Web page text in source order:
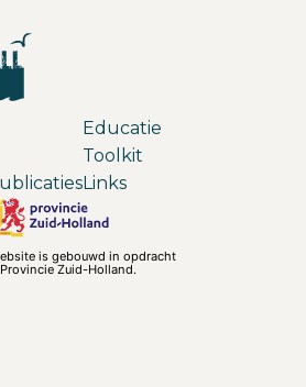
Educatie
Toolkit
Links
is gebouwd in opdracht
Zuid-Holland.